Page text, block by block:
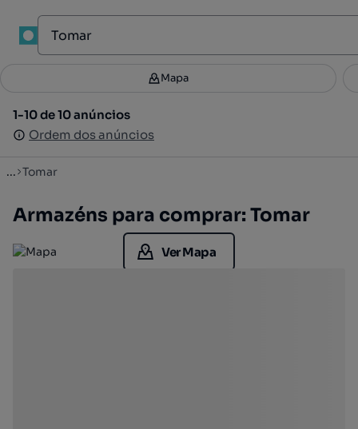
Filtros 2
1-10 de 10 anúncios
Ordem dos anúncios
Mapa
1-10 de 10 anúncios
Ordem dos anúncios
... Tomar
Armazéns para comprar: Tomar
Ver Mapa